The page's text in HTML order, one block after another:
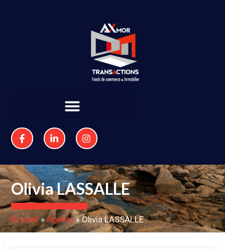
Olivia LASSALLE
Accueil»Agents»Olivia LASSALLE